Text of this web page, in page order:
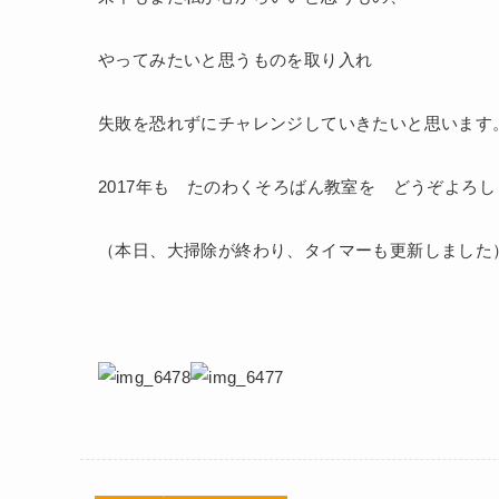
やってみたいと思うものを取り入れ
失敗を恐れずにチャレンジしていきたいと思います
2017年も たのわくそろばん教室を どうぞよろし
（本日、大掃除が終わり、タイマーも更新しました